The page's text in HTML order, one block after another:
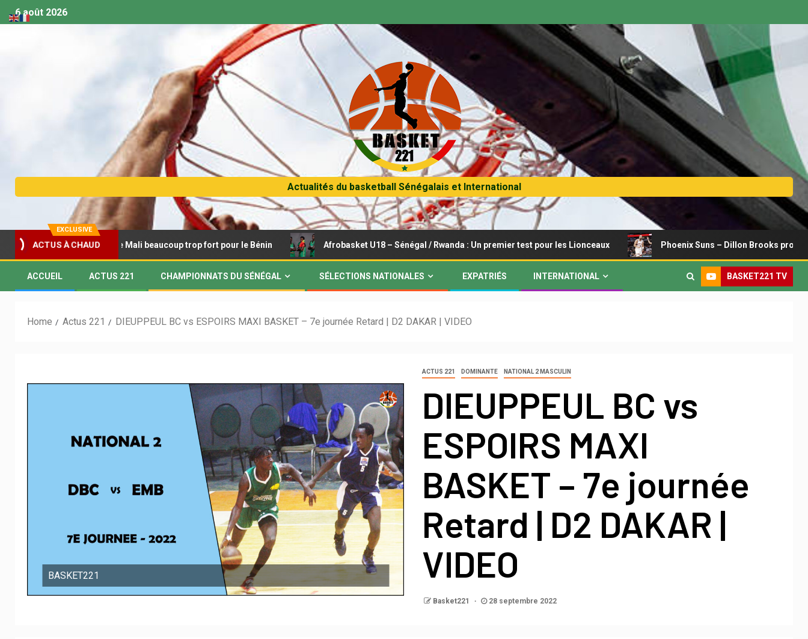
6 août 2026
Actualités du basketball Sénégalais et International
EXCLUSIVE
ACTUS À CHAUD
féminin U18 – Le Mali beaucoup trop fort pour le Bénin Afrobasket U18 – Sénégal / Rwanda : Un premier test pour les Lionceaux Phoenix Suns – Dillon Brooks prolonge pour
ACCUEIL ACTUS 221 CHAMPIONNATS DU SÉNÉGAL SÉLECTIONS NATIONALES EXPATRIÉS INTERNATIONAL BASKET221 TV
Home Actus 221 DIEUPPEUL BC vs ESPOIRS MAXI BASKET – 7e journée Retard | D2 DAKAR | VIDEO
BASKET221
ACTUS 221 DOMINANTE NATIONAL 2 MASCULIN
DIEUPPEUL BC vs
ESPOIRS MAXI
BASKET – 7e journée
Retard | D2 DAKAR |
VIDEO
Basket221 28 septembre 2022